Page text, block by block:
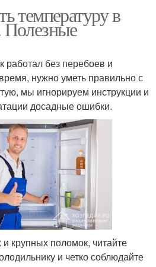
температуру в
Полезные
без перебоев и
нужно уметь правильно с
мы игнорируем инструкции и
досадные ошибки.
крупных поломок, читайте
и четко соблюдайте